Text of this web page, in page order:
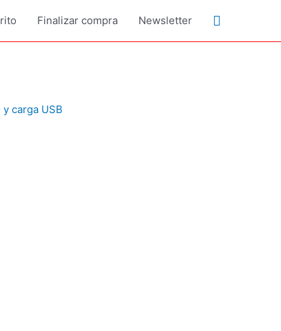
Finalizar compra Newsletter Buscar
carga USB